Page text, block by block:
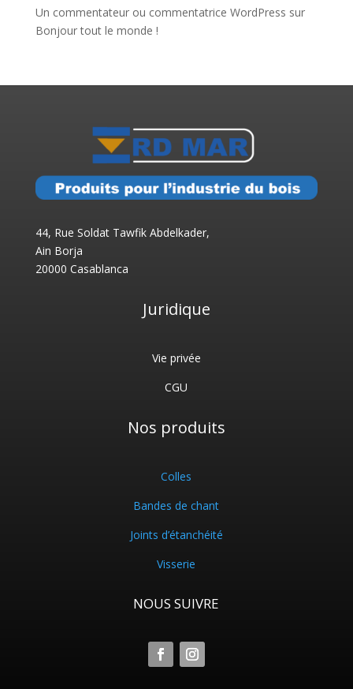
Un commentateur ou commentatrice WordPress sur
Bonjour tout le monde !
44, Rue Soldat Tawfik Abdelkader,
Ain Borja
20000 Casablanca
Juridique
Vie privée
CGU
Nos produits
Colles
Bandes de chant
Joints d’étanchéité
Visserie
NOUS SUIVRE